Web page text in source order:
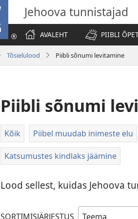
Jehoova tunnistajad
AVALEHT
PIIBLI
Tõsielulood Piibli sõnumi levitamine
Piibli sõnumi
Kõik Piibel muudab inimeste elu
Katsumustes kindlaks jäämine
Lood sellest, kuidas Jehoova
SORTIMISJÄRJESTUS